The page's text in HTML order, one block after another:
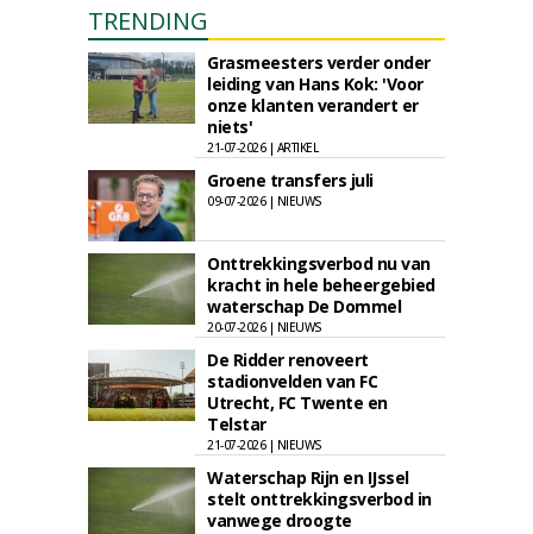
TRENDING
Grasmeesters verder onder
leiding van Hans Kok: 'Voor
onze klanten verandert er
niets'
21-07-2026 | ARTIKEL
Groene transfers juli
09-07-2026 | NIEUWS
Onttrekkingsverbod nu van
kracht in hele beheergebied
waterschap De Dommel
20-07-2026 | NIEUWS
De Ridder renoveert
stadionvelden van FC
Utrecht, FC Twente en
Telstar
21-07-2026 | NIEUWS
Waterschap Rijn en IJssel
stelt onttrekkingsverbod in
vanwege droogte